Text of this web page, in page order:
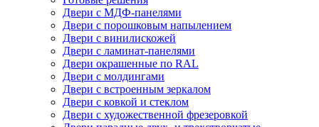
Двери с МДФ-панелями
Двери с порошковым напылением
Двери с винилискожей
Двери с ламинат-панелями
Двери окрашенные по RAL
Двери с молдингами
Двери с встроенным зеркалом
Двери с ковкой и стеклом
Двери с художественной фрезеровкой